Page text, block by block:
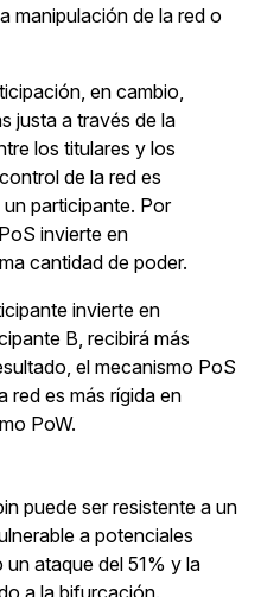
manipulación de la red o
en cambio,
justa a través de la
los titulares y los
de la red es
participante. Por
invierte en
cantidad de poder.
invierte en
B, recibirá más
el mecanismo PoS
red es más rígida en
PoW.
puede ser resistente a un
a potenciales
ataque del 51% y la
a la bifurcación.